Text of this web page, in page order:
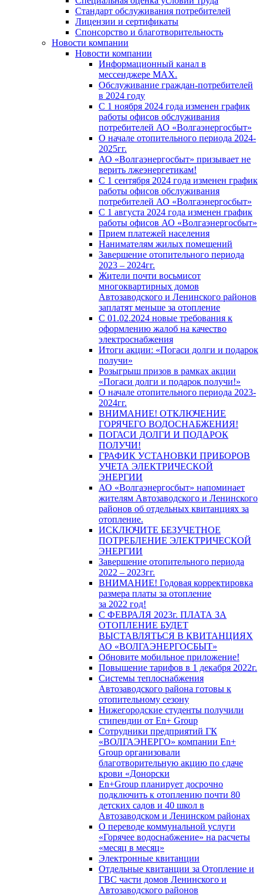
Стандарт обслуживания потребителей
Лицензии и сертификаты
Спонсорство и благотворительность
Новости компании
Новости компании
Информационный канал в
мессенджере MAX.
Обслуживание граждан-потребителей
в 2024 году
С 1 ноября 2024 года изменен график
работы офисов обслуживания
потребителей АО «Волгаэнергосбыт»
О начале отопительного периода 2024-
2025гг.
АО «Волгаэнергосбыт» призывает не
верить лжеэнергетикам!
С 1 сентября 2024 года изменен график
работы офисов обслуживания
потребителей АО «Волгаэнергосбыт»
С 1 августа 2024 года изменен график
работы офисов АО «Волгаэнергосбыт»
Прием платежей населения
Нанимателям жилых помещений
Завершение отопительного периода
2023 – 2024гг.
Жители почти восьмисот
многоквартирных домов
Автозаводского и Ленинского районов
заплатят меньше за отопление
С 01.02.2024 новые требования к
оформлению жалоб на качество
электроснабжения
Итоги акции: «Погаси долги и подарок
получи»
Розыгрыш призов в рамках акции
«Погаси долги и подарок получи!»
О начале отопительного периода 2023-
2024гг.
ВНИМАНИЕ! ОТКЛЮЧЕНИЕ
ГОРЯЧЕГО ВОДОСНАБЖЕНИЯ!
ПОГАСИ ДОЛГИ И ПОДАРОК
ПОЛУЧИ!
ГРАФИК УСТАНОВКИ ПРИБОРОВ
УЧЕТА ЭЛЕКТРИЧЕСКОЙ
ЭНЕРГИИ
АО «Волгаэнергосбыт» напоминает
жителям Автозаводского и Ленинского
районов об отдельных квитанциях за
отопление.
ИСКЛЮЧИТЕ БЕЗУЧЕТНОЕ
ПОТРЕБЛЕНИЕ ЭЛЕКТРИЧЕСКОЙ
ЭНЕРГИИ
Завершение отопительного периода
2022 – 2023гг.
ВНИМАНИЕ! Годовая корректировка
размера платы за отопление
за 2022 год!
С ФЕВРАЛЯ 2023г. ПЛАТА ЗА
ОТОПЛЕНИЕ БУДЕТ
ВЫСТАВЛЯТЬСЯ В КВИТАНЦИЯХ
АО «ВОЛГАЭНЕРГОСБЫТ»
Обновите мобильное приложение!
Повышение тарифов в 1 декабря 2022г.
Системы теплоснабжения
Автозаводского района готовы к
отопительному сезону
Нижегородские студенты получили
стипендии от En+ Group
Сотрудники предприятий ГК
«ВОЛГАЭНЕРГО» компании En+
Group организовали
благотворительную акцию по сдаче
крови «Донорски
En+Group планирует досрочно
подключить к отоплению почти 80
детских садов и 40 школ в
Автозаводском и Ленинском районах
О переводе коммунальной услуги
«Горячее водоснабжение» на расчеты
«месяц в месяц»
Электронные квитанции
Отдельные квитанции за Отопление и
ГВС части домов Ленинского и
Автозаводского районов